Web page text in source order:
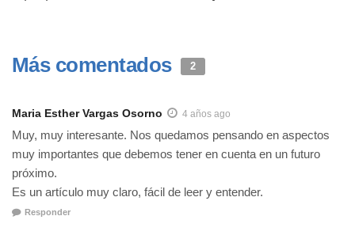
Más comentados 2
Maria Esther Vargas Osorno 4 años ago
Muy, muy interesante. Nos quedamos pensando en aspectos
muy importantes que debemos tener en cuenta en un futuro
próximo.
Es un artículo muy claro, fácil de leer y entender.
Responder